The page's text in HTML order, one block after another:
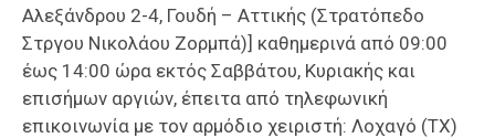
Αλεξάνδρου 2-4, Γουδή – Αττικής (Στρατόπεδο
Στργου Νικολάου Ζορμπά)] καθημερινά από 09:00
έως 14:00 ώρα εκτός Σαββάτου, Κυριακής και
επισήμων αργιών, έπειτα από τηλεφωνική
επικοινωνία με τον αρμόδιο χειριστή: Λοχαγό (ΤΧ)